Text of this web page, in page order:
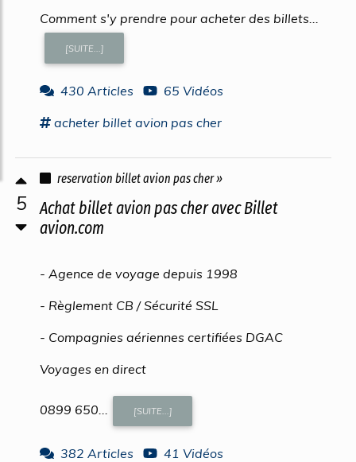
Comment s'y prendre pour acheter des billets...
[SUITE...]
430 Articles
65 Vidéos
acheter billet avion pas cher
5
reservation billet avion pas cher »
Achat billet avion pas cher avec Billet
avion.com
- Agence de voyage depuis 1998
- Règlement CB / Sécurité SSL
- Compagnies aériennes certifiées DGAC
Voyages en direct
0899 650... [SUITE...]
382 Articles
41 Vidéos